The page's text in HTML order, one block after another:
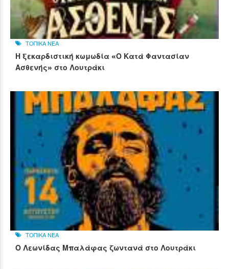
ΤΟΠΙΚΑ ΝΕΑ
Η ξεκαρδιστική κωμωδία «Ο Κατά Φαντασίαν
Ασθενής» στο Λουτράκι
ΤΟΠΙΚΑ ΝΕΑ
Ο Λεωνίδας Μπαλάφας ζωντανά στο Λουτράκι